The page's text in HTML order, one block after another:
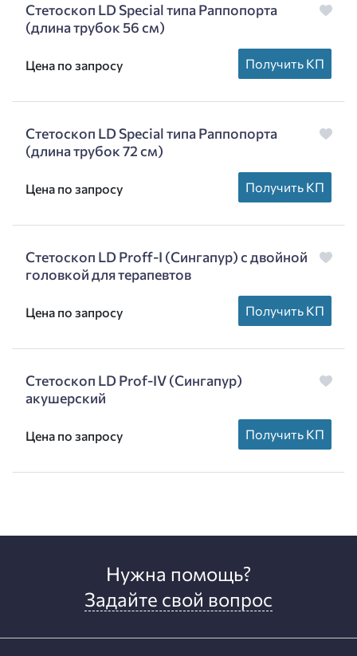
Стетоскоп LD Special типа Раппопорта
(длина трубок 56 см)
Цена по запросу Получить КП
Стетоскоп LD Special типа Раппопорта
(длина трубок 72 см)
Цена по запросу Получить КП
Стетоскоп LD Proff-I (Сингапур) с двойной
головкой для терапевтов
Цена по запросу Получить КП
Стетоскоп LD Prof-IV (Сингапур)
акушерский
Цена по запросу Получить КП
Нужна помощь?
Задайте свой вопрос